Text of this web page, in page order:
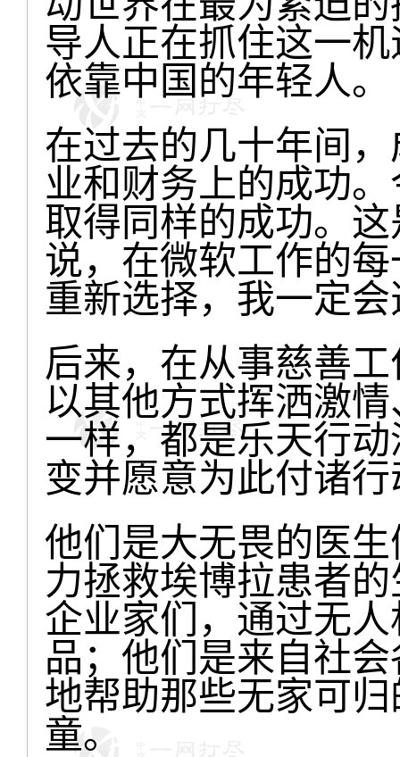
导人正在抓住这一
依靠中国的年轻人。
在过去的几十年间
业和财务上的成功
取得同样的成功。
说，在微软工作的
重新选择，我一定
后来，在从事慈善
以其他方式挥洒激
一样，都是乐天行
变并愿意为此付诸
他们是大无畏的医
力拯救埃博拉患者
企业家们，通过无
品；他们是来自社
地帮助那些无家可
童。